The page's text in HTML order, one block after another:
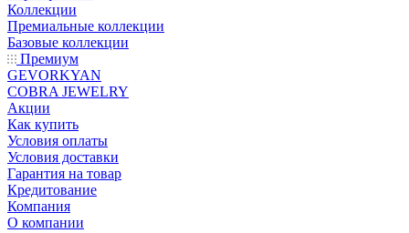
Коллекции
Премиальные коллекции
Базовые коллекции
Премиум
GEVORKYAN
COBRA JEWELRY
Акции
Как купить
Условия оплаты
Условия доставки
Гарантия на товар
Кредитование
Компания
О компании